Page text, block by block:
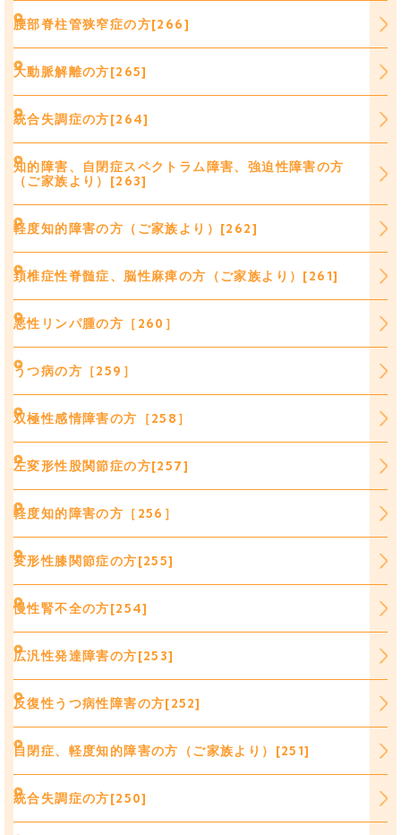
腰部脊柱管狭窄症の方[266]
大動脈解離の方[265]
統合失調症の方[264]
知的障害、自閉症スペクトラム障害、強迫性障害の方
（ご家族より）[263]
軽度知的障害の方（ご家族より）[262]
頚椎症性脊髄症、脳性麻痺の方（ご家族より）[261]
悪性リンパ腫の方［260］
うつ病の方［259］
双極性感情障害の方［258］
左変形性股関節症の方[257]
軽度知的障害の方［256］
変形性膝関節症の方[255]
慢性腎不全の方[254]
広汎性発達障害の方[253]
反復性うつ病性障害の方[252]
自閉症、軽度知的障害の方（ご家族より）[251]
統合失調症の方[250]